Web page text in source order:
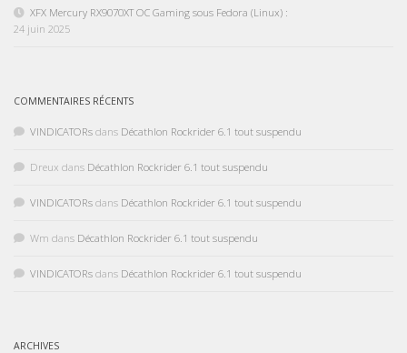
XFX Mercury RX9070XT OC Gaming sous Fedora (Linux) :
24 juin 2025
COMMENTAIRES RÉCENTS
VINDICATORs dans Décathlon Rockrider 6.1 tout suspendu
Dreux dans Décathlon Rockrider 6.1 tout suspendu
VINDICATORs dans Décathlon Rockrider 6.1 tout suspendu
Wm dans Décathlon Rockrider 6.1 tout suspendu
VINDICATORs dans Décathlon Rockrider 6.1 tout suspendu
ARCHIVES